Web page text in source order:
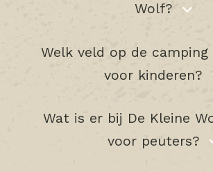
Wolf?
Welk veld op de
voor kinderen?
Wat is er bij De Kleine
voor peuters?